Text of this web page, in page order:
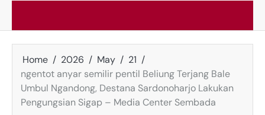
Home 2026 May
21
ngentot anyar semilir pentil Beliung Terjang Bale
Umbul Ngandong, Destana Sardonoharjo Lakukan
Pengungsian Sigap – Media Center Sembada